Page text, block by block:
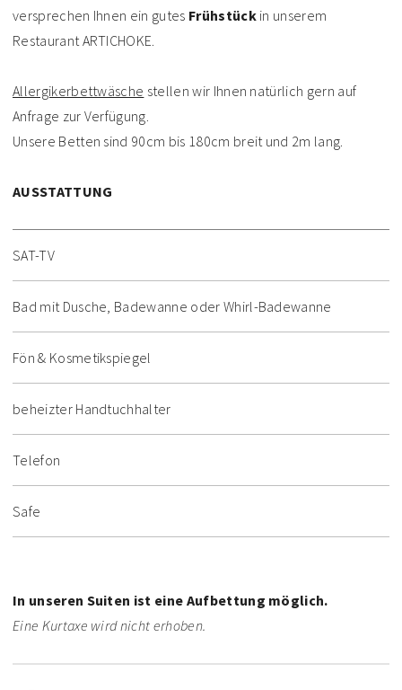
versprechen Ihnen ein gutes Frühstückin unserem
Restaurant ARTICHOKE.
Allergikerbettwäsche stellen wir Ihnen natürlich gern auf
Anfrage zur Verfügung.
Unsere Betten sind 90cm bis 180cm breit und 2m lang.
AUSSTATTUNG
SAT-TV
Bad mit Dusche, Badewanne oder Whirl-Badewanne
Fön & Kosmetikspiegel
beheizter Handtuchhalter
Telefon
Safe
In unseren Suiten ist eine Aufbettung möglich.
Eine Kurtaxe wird nicht erhoben.